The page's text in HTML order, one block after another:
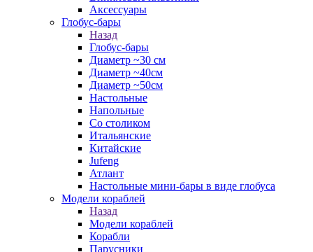
Аксессуары
Глобус-бары
Назад
Глобус-бары
Диаметр ~30 см
Диаметр ~40см
Диаметр ~50см
Настольные
Напольные
Со столиком
Итальянские
Китайские
Jufeng
Атлант
Настольные мини-бары в виде глобуса
Модели кораблей
Назад
Модели кораблей
Корабли
Парусники